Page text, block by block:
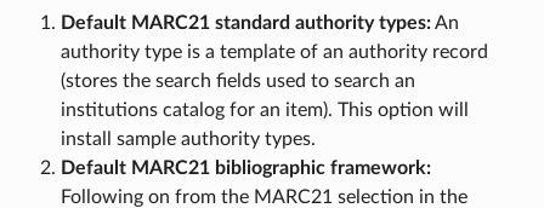
Default MARC21 standard authority types:An
authority type is a template of an authority record
(stores the search fields used to search an
institutions catalog for an item). This option will
install sample authority types.
Default MARC21 bibliographic framework:
Following on from the MARC21 selection in the